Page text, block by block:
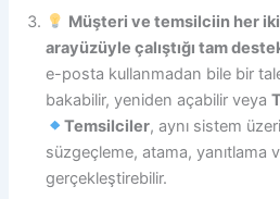
Müşteri ve temsilciin her
arayüzüyle çalıştığı tam
e-posta kullanmadan bile bir
bakabilir, yeniden açabilir veya
Temsilciler, aynı sistem
süzgeçleme, atama, yanıtlama
gerçekleştirebilir.